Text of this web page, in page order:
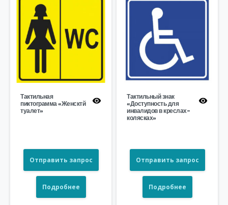
Тактильная
пиктограмма «Женсктй
туалет»
Отправить запрос
Подробнее
Тактильный знак
«Доступность для
инвалидов в креслах-
колясках»
Отправить запрос
Подробнее